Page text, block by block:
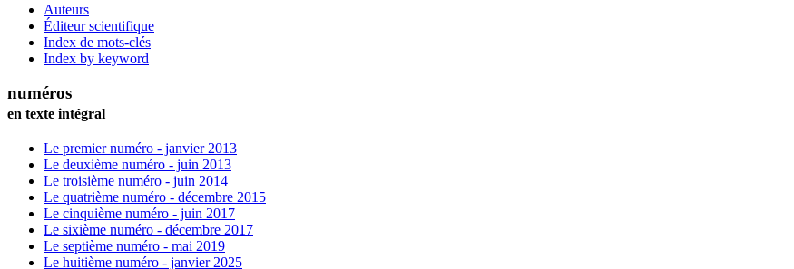
Auteurs
Éditeur scientifique
Index de mots-clés
Index by keyword
numéros
en texte intégral
Le premier numéro - janvier 2013
Le deuxième numéro - juin 2013
Le troisième numéro - juin 2014
Le quatrième numéro - décembre 2015
Le cinquième numéro - juin 2017
Le sixième numéro - décembre 2017
Le septième numéro - mai 2019
Le huitième numéro - janvier 2025